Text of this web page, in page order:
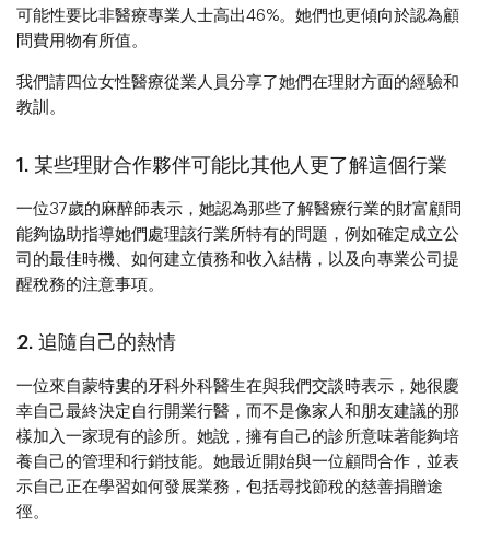
可能性要比非醫療專業人士高出46%。她們也更傾向於認為顧
問費用物有所值。
我們請四位女性醫療從業人員分享了她們在理財方面的經驗和
教訓。
1. 某些理財合作夥伴可能比其他人更了解這個行業
一位37歲的麻醉師表示，她認為那些了解醫療行業的財富顧問
能夠協助指導她們處理該行業所特有的問題，例如確定成立公
司的最佳時機、如何建立債務和收入結構，以及向專業公司提
醒稅務的注意事項。
2. 追隨自己的熱情
一位來自蒙特婁的牙科外科醫生在與我們交談時表示，她很慶
幸自己最終決定自行開業行醫，而不是像家人和朋友建議的那
樣加入一家現有的診所。她說，擁有自己的診所意味著能夠培
養自己的管理和行銷技能。她最近開始與一位顧問合作，並表
示自己正在學習如何發展業務，包括尋找節稅的慈善捐贈途
徑。